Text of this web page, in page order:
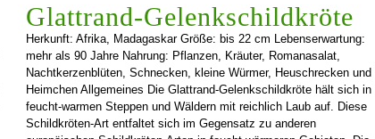
Glattrand-Gelenkschildkröte
Herkunft: Afrika, Madagaskar Größe: bis 22 cm Lebenserwartung:
mehr als 90 Jahre Nahrung: Pflanzen, Kräuter, Romanasalat,
Nachtkerzenblüten, Schnecken, kleine Würmer, Heuschrecken und
Heimchen Allgemeines Die Glattrand-Gelenkschildkröte hält sich in
feucht-warmen Steppen und Wäldern mit reichlich Laub auf. Diese
Schildkröten-Art entfaltet sich im Gegensatz zu anderen